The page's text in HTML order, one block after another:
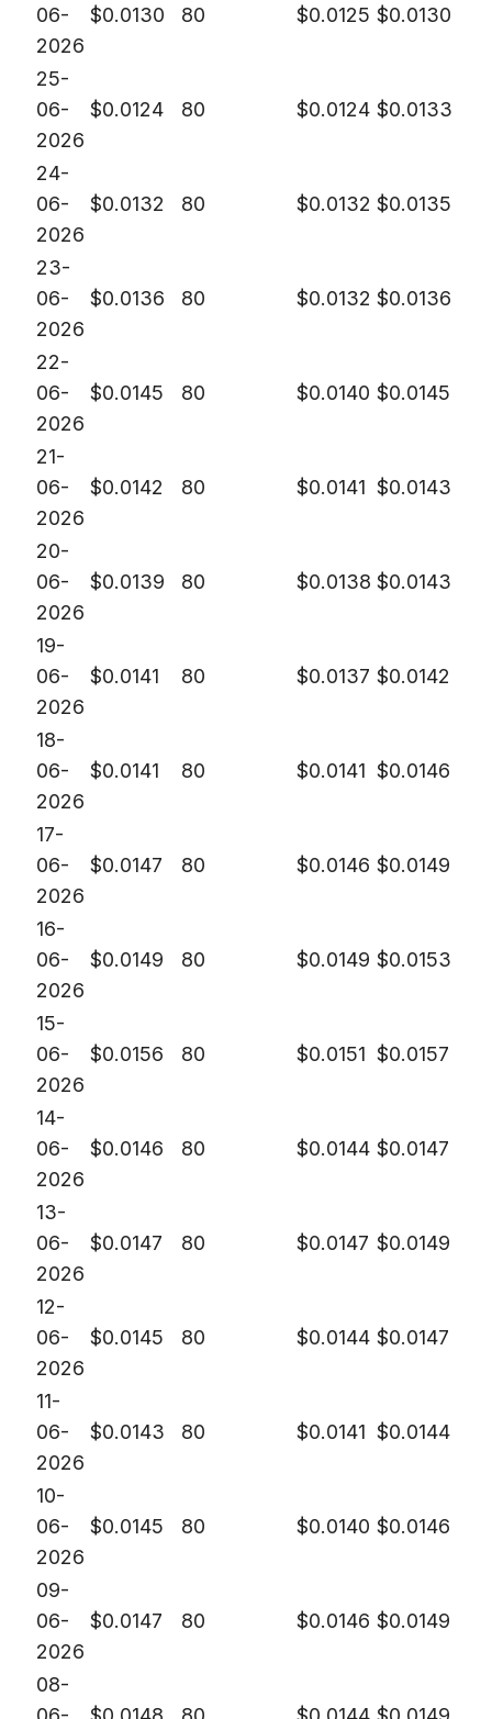
06-
2026
$0.0130 80 $0.0125 $0.0130
25-
06-
2026
$0.0124 80 $0.0124 $0.0133
24-
06-
2026
$0.0132 80 $0.0132 $0.0135
23-
06-
2026
$0.0136 80 $0.0132 $0.0136
22-
06-
2026
$0.0145 80 $0.0140 $0.0145
21-
06-
2026
$0.0142 80 $0.0141 $0.0143
20-
06-
2026
$0.0139 80 $0.0138 $0.0143
19-
06-
2026
$0.0141 80 $0.0137 $0.0142
18-
06-
2026
$0.0141 80 $0.0141 $0.0146
17-
06-
2026
$0.0147 80 $0.0146 $0.0149
16-
06-
2026
$0.0149 80 $0.0149 $0.0153
15-
06-
2026
$0.0156 80 $0.0151 $0.0157
14-
06-
2026
$0.0146 80 $0.0144 $0.0147
13-
06-
2026
$0.0147 80 $0.0147 $0.0149
12-
06-
2026
$0.0145 80 $0.0144 $0.0147
11-
06-
2026
$0.0143 80 $0.0141 $0.0144
10-
06-
2026
$0.0145 80 $0.0140 $0.0146
09-
06-
2026
$0.0147 80 $0.0146 $0.0149
08-